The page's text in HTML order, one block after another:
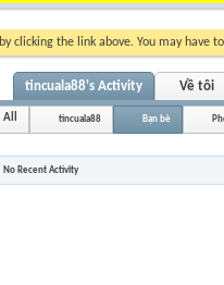
by clicking the link above. You may have to
tincuala88's Activity Về tôi
All tincuala88 Bạn bè
No Recent Activity